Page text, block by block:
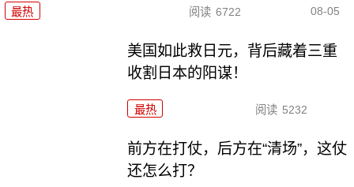
最热 阅读 6722 08-05
美国如此救日元，背后藏着三重
收割日本的阳谋！
最热 阅读 5232
前方在打仗，后方在“清场”，这仗
还怎么打？